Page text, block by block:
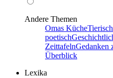
Andere Themen
Omas Küche
poetisch
ZeittafelnGedanken
Überblick
Lexika